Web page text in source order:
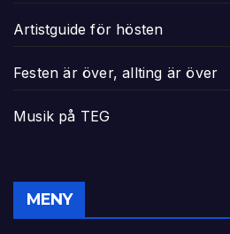
Artistguide för hösten
Festen är över, allting är över
Musik på TEG
MENY